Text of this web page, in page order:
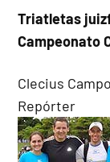
Triatletas
Campeonato
Clecius
Repórter